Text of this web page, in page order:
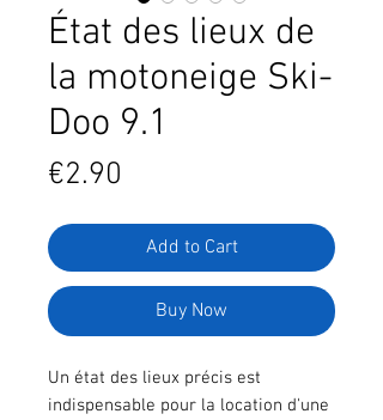
État des lieux de
la motoneige Ski-
Doo 9.1
€2.90
Add to Cart
Buy Now
Un état des lieux précis est
indispensable pour la location d'une